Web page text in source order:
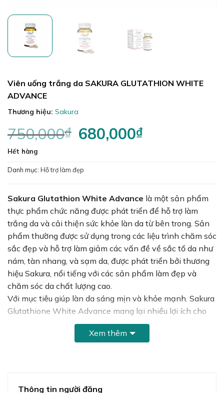
Viên uống trắng da SAKURA GLUTATHION WHITE
ADVANCE
Thương hiệu: Sakura
750,000₫ Giá
gốc
750,000₫.
680,000₫Giá
Hết hàng
Danh mục: Hỗ trợ làm đẹp
Sakura Glutathion White Advance là một sản phẩm
thực phẩm chức năng được phát triển để hỗ trợ làm
trắng da và cải thiện sức khỏe làn da từ bên trong. Sản
phẩm thường được sử dụng trong các liệu trình chăm sóc
sắc đẹp và hỗ trợ làm giảm các vấn đề về sắc tố da như
nám, tàn nhang, và sạm da, được phát triển bởi thương
hiệu Sakura, nổi tiếng với các sản phẩm làm đẹp và
chăm sóc da chất lượng cao.
Với mục tiêu giúp làn da sáng mịn và khỏe mạnh. Sakura
Glutathione White Advance mang lại nhiều lợi ích cho
người dùng nhờ công thức đặc biệt và các thành phần
Sakura Glutathione White Advance giúp cải thiện sắc tố
Xem thêm
Thông tin người đăng